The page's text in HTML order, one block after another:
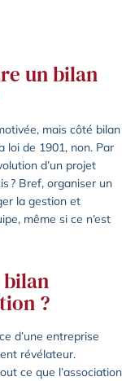
un bilan
mais côté bilan
loi de 1901, non. Par
d’un projet
? Bref, organiser un
la gestion et
même si ce n’est
?
d’une entreprise
révélateur.
ce que l’association